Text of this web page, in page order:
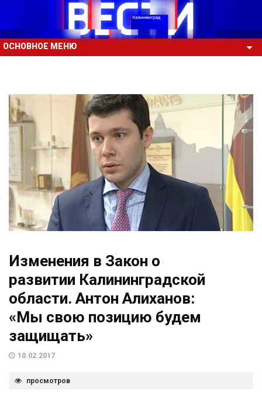
ОСНОВНОЕ МЕНЮ
Изменения в Закон о
развитии Калининградской
области. Антон Алиханов:
«Мы свою позицию будем
защищать»
10.02.2017
просмотров